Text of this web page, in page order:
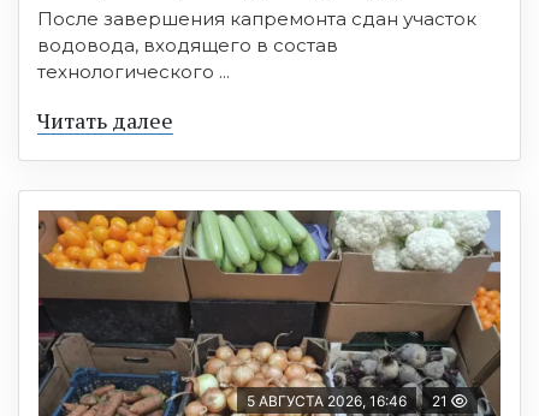
После завершения капремонта сдан участок
водовода, входящего в состав
технологического ...
Читать далее
5 АВГУСТА 2026, 16:46 21